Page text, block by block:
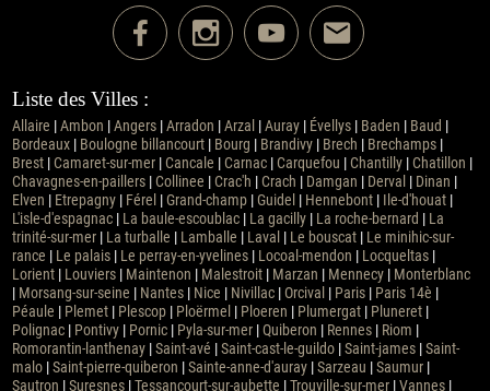
Liste des Villes :
Allaire Ambon Angers| Arradon Arzal| Auray| Évellys| Baden Baud
Bordeaux| Boulogne billancourt| Bourg Brandivy| Brech Brechamps|
Brest| Camaret-sur-mer| Cancale Carnac| Carquefou Chantilly| Chatillon
Chavagnes-en-paillers| Collinee Crac'h Crach Damgan Derval| Dinan
Elven
Etrepagny| Férel| Grand-champ| Guidel| Hennebont| Ile-d'houat|
L'isle-d'espagnac| La baule-escoublac| La gacilly| La roche-bernard
La
trinité-sur-mer| La turballe Lamballe Laval| Le bouscat| Le minihic-sur-
rance
Le palais| Le perray-en-yvelines| Locoal-mendon Locqueltas|
Lorient| Louviers| Maintenon Malestroit| Marzan Mennecy| Monterblanc
Morsang-sur-seine Nantes| Nice Nivillac| Orcival| Paris| Paris 14è
Péaule
Plemet| Plescop| Ploërmel| Ploeren Plumergat| Pluneret|
Polignac| Pontivy| Pornic| Pyla-sur-mer| Quiberon Rennes| Riom
Romorantin-lanthenay| Saint-avé Saint-cast-le-guildo| Saint-james| Saint-
malo| Saint-pierre-quiberon Sainte-anne-d'auray| Sarzeau Saumur|
Sautron Suresnes| Tessancourt-sur-aubette Trouville-sur-mer| Vannes|